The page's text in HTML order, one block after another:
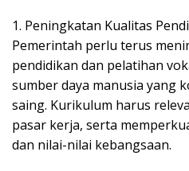
1. Peningkatan Kualitas
Pemerintah perlu terus
pendidikan dan pelatihan
sumber daya manusia yang
saing. Kurikulum harus
pasar kerja, serta
dan nilai-nilai kebangsaan.